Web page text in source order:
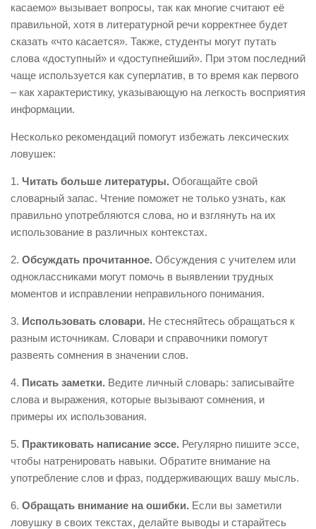
касаемо» вызывает вопросы, так как многие считают её
правильной, хотя в литературной речи корректнее будет
сказать «что касается». Также, студенты могут путать
слова «доступный» и «доступнейший». При этом последний
чаще используется как суперлатив, в то время как первого
– как характеристику, указывающую на легкость восприятия
информации.
Несколько рекомендаций помогут избежать лексических
ловушек:
1. Читать больше литературы. Обогащайте свой
словарный запас. Чтение поможет не только узнать, как
правильно употребляются слова, но и взглянуть на их
использование в различных контекстах.
2. Обсуждать прочитанное. Обсуждения с учителем или
одноклассниками могут помочь в выявлении трудных
моментов и исправлении неправильного понимания.
3. Использовать словари. Не стесняйтесь обращаться к
разным источникам. Словари и справочники помогут
развеять сомнения в значении слов.
4. Писать заметки. Ведите личный словарь: записывайте
слова и выражения, которые вызывают сомнения, и
примеры их использования.
5. Практиковать написание эссе. Регулярно пишите эссе,
чтобы натренировать навыки. Обратите внимание на
употребление слов и фраз, поддерживающих вашу мысль.
6. Обращать внимание на ошибки. Если вы заметили
ловушку в своих текстах, делайте выводы и старайтесь